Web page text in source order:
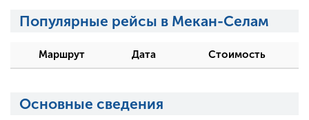
Популярные рейсы в Мекан-Селам
Маршрут Дата Стоимость
Основные сведения